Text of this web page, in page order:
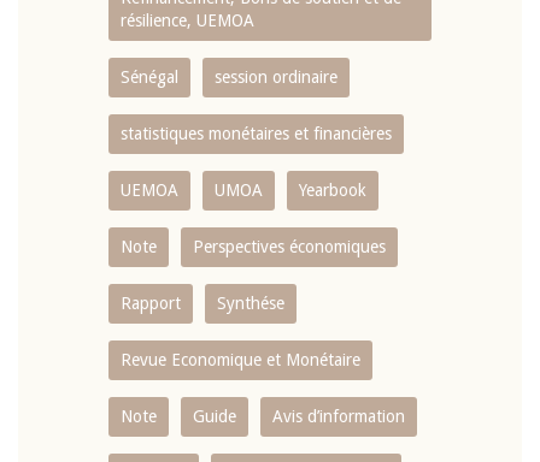
résilience, UEMOA
Sénégal session ordinaire
statistiques monétaires et financières
UEMOA UMOA Yearbook
Note Perspectives économiques
Rapport Synthése
Revue Economique et Monétaire
Note Guide Avis d’information